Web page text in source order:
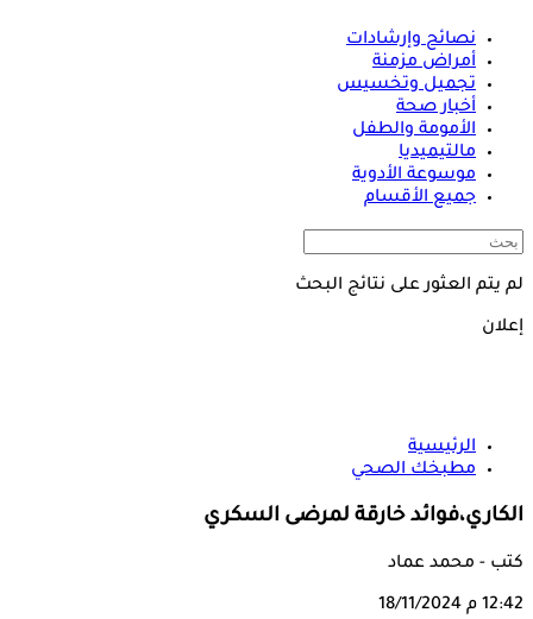
نصائح وإرشادات
أمراض مزمنة
تجميل وتخسيس
أخبار صحة
الأمومة والطفل
مالتيميديا
موسوعة الأدوية
جميع الأقسام
لم يتم العثور على نتائج البحث
إعلان
الرئيسية
مطبخك الصحي
الكاري،فوائد خارقة لمرضى السكري
كتب - محمد عماد
12:42 م 18/11/2024